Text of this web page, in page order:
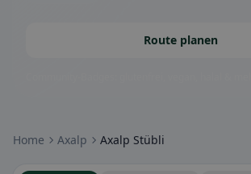
Route planen
Home Axalp Axalp Stübli